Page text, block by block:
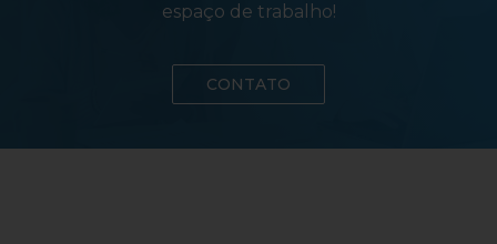
espaço de trabalho!
CONTATO